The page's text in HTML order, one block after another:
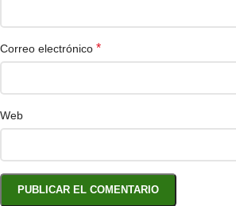
Correo electrónico *
Web